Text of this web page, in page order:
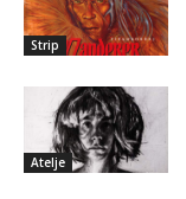
Strip
Atelje